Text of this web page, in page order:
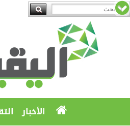
الأخبار